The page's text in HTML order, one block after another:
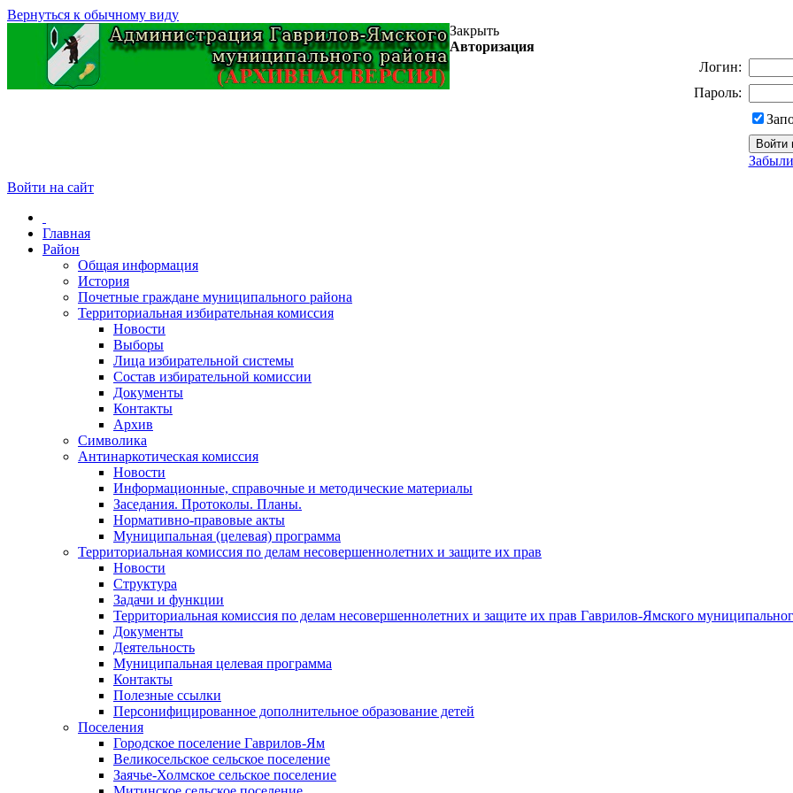
Вернуться к обычному виду
Закрыть
Авторизация
Логин:
Пароль:
Войти на сайт
Главная
Район
Общая информация
История
Почетные граждане муниципального района
Территориальная избирательная комиссия
Новости
Выборы
Лица избирательной системы
Состав избирательной комиссии
Документы
Контакты
Архив
Символика
Антинаркотическая комиссия
Новости
Информационные, справочные и методические материалы
Заседания. Протоколы. Планы.
Нормативно-правовые акты
Муниципальная (целевая) программа
Территориальная комиссия по делам несовершеннолетних и защите их прав
Новости
Структура
Задачи и функции
Территориальная комиссия по делам несовершеннолетних и защите их прав Гаврилов-Ямского
Документы
Деятельность
Муниципальная целевая программа
Контакты
Полезные ссылки
Персонифицированное дополнительное образование детей
Поселения
Городское поселение Гаврилов-Ям
Великосельское сельское поселение
Заячье-Холмское сельское поселение